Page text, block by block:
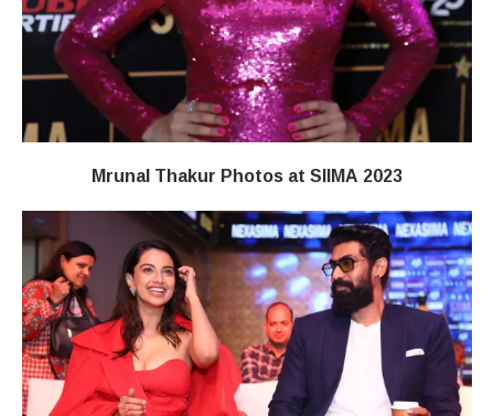
Mrunal Thakur Photos at SIIMA 2023